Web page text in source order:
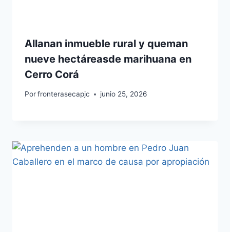
Allanan inmueble rural y queman
nueve hectáreasde marihuana en
Cerro Corá
Porfronterasecapjc junio 25, 2026